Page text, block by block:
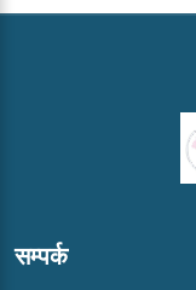
सम्पर्क